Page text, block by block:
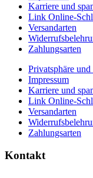
Karriere und
Link Online-
Versandarten
Zahlungsarten
Privatsphäre
Impressum
Karriere und
Link Online-
Versandarten
Zahlungsarten
Kontakt